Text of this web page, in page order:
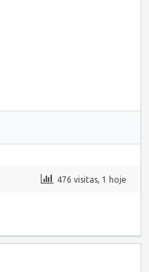
476 visitas, 1 hoje